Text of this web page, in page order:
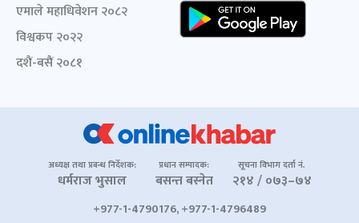
एमाले महाधिवेशन २०८२
विश्वकप २०२२
दशैं-बसैं २०८१
अध्यक्ष तथा प्रबन्ध निर्देशक:
धर्मराज भुसाल
प्रधान सम्पादक:
बसन्त बस्नेत
सूचना विभाग दर्ता नं.
२१४ / ०७३–७४
+977-1-4790176, +977-1-4796489